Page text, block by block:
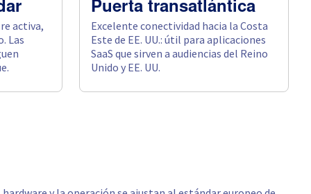
activa,
Las
Puerta transatlántica
Excelente conectividad hacia la Costa
Este de EE. UU.: útil para aplicaciones
SaaS que sirven a audiencias del Reino
Unido y EE. UU.